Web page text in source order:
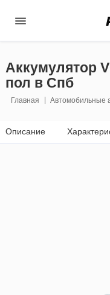
Аккумулятор
пол в Спб
Главная Автомобильные
Описание